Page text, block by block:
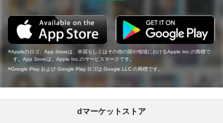
Appleのロゴ、App Storeは、米国もしくはその他の国や地域におけるApple Inc.の商標で
す。App Storeは、Apple Inc.のサービスマークです。
Google Play および Google Play ロゴは Google LLC の商標です。
dマーケットストア